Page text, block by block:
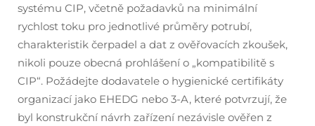
systému CIP, včetně požadavků na minimální
rychlost toku pro jednotlivé průměry potrubí,
charakteristik čerpadel a dat z ověřovacích zkoušek,
nikoli pouze obecná prohlášení o „kompatibilitě s
CIP“. Požádejte dodavatele o hygienické certifikáty
organizací jako EHEDG nebo 3-A, které potvrzují, že
byl konstrukční návrh zařízení nezávisle ověřen z